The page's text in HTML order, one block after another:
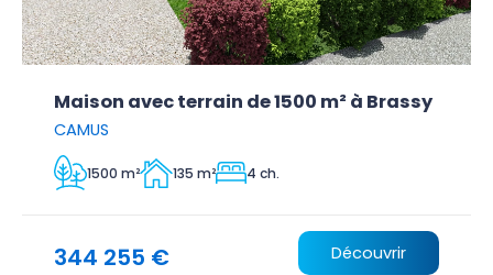
Maison avec terrain de 1500 m² à Brassy
CAMUS
1500 m² 135 m² 4 ch.
344 255 € Découvrir